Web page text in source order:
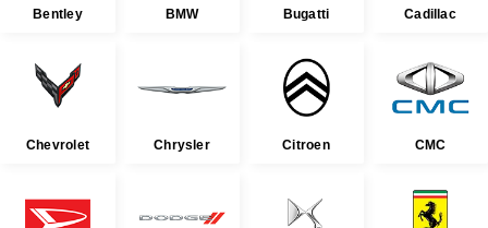
Bentley BMW Bugatti Cadillac
Chevrolet Chrysler Citroen CMC